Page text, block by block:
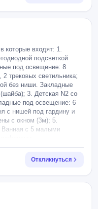
(парящий) с переходом
ниша под выводы
ДВа слоя.
входят: 1.
подсветкой
под освещение: 8
трековых светильника;
без ниши. Закладные
3. Детская N2 со
под освещение: 6
с нишей под гардину и
с окном (3м); 5.
с 5 малыми
Откликнуться